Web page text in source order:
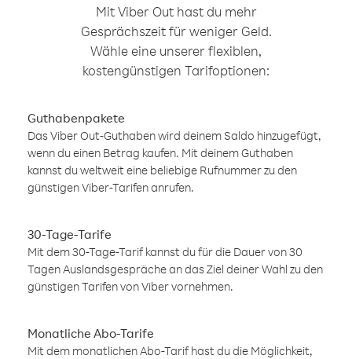
Mit Viber Out hast du mehr
Gesprächszeit für weniger Geld.
Wähle eine unserer flexiblen,
kostengünstigen Tarifoptionen:
Guthabenpakete
Das Viber Out-Guthaben wird deinem Saldo hinzugefügt,
wenn du einen Betrag kaufen. Mit deinem Guthaben
kannst du weltweit eine beliebige Rufnummer zu den
günstigen Viber-Tarifen anrufen.
30-Tage-Tarife
Mit dem 30-Tage-Tarif kannst du für die Dauer von 30
Tagen Auslandsgespräche an das Ziel deiner Wahl zu den
günstigen Tarifen von Viber vornehmen.
Monatliche Abo-Tarife
Mit dem monatlichen Abo-Tarif hast du die Möglichkeit,